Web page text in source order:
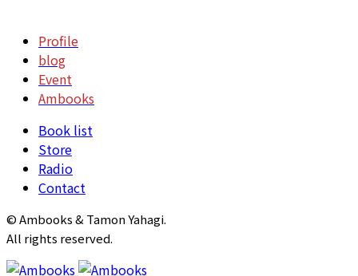
Profile
blog
Event
Ambooks
Book list
Store
Radio
Contact
© Ambooks & Tamon Yahagi.
All rights reserved.